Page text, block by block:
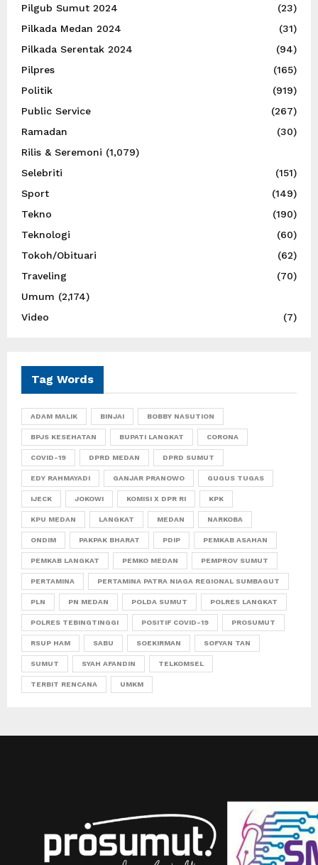
Pilgub Sumut 2024
(23)
Pilkada Medan 2024
(31)
Pilkada Serentak 2024
(94)
Pilpres
(165)
Politik
(919)
Public Service
(267)
Ramadan
(30)
Rilis & Seremoni (1,079)
Selebriti
(151)
Sport
(149)
Tekno
(190)
Teknologi
(60)
Tokoh/Obituari
(62)
Traveling
(70)
Umum (2,174)
Video
(7)
Tag Words
ADAM MALIK BINJAI BOBBY NASUTION
BPJS KESEHATAN BUPATI LANGKAT CORONA
COVID-19 DPRD MEDAN DPRD SUMUT
EDY RAHMAYADI GANJAR PRANOWO GUGUS TUGAS
IJECK JOKOWI KOMISI X DPR RI KPK
KPU MEDAN LANGKAT MEDAN NARKOBA
ONDIM PAKPAK BHARAT PDIP PEMKAB ASAHAN
PEMKAB LANGKAT PEMKO MEDAN PEMPROV SUMUT
PERTAMINA PERTAMINA PATRA NIAGA REGIONAL SUMBAGUT
PLN PN MEDAN POLDA SUMUT POLRES LANGKAT
POLRES TEBINGTINGGI POSITIF COVID-19 PROSUMUT
RSUP HAM SABU SOEKIRMAN SOFYAN TAN
SUMUT SYAH AFANDIN TELKOMSEL
TERBIT RENCANA UMKM